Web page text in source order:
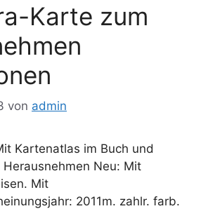
Karte zum
von admin
Kartenatlas im Buch und
Neu: Mit
Mit
2011m. zahlr. farb.